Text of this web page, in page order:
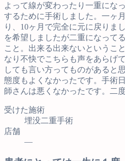
よって線が変わったり一重にな
するために手術しました。一ヶ
り、10ヶ月で完全に元に戻りま
を希望しましたが二重になって
こと。出来る出来ないというこ
なり不快でこちらも声をあらげ
しても言い方ってものがあると
態度もよくなかったです。手術
師さんは悪くなかったです。二
受けた施術
埋没二重手術
店舗
—